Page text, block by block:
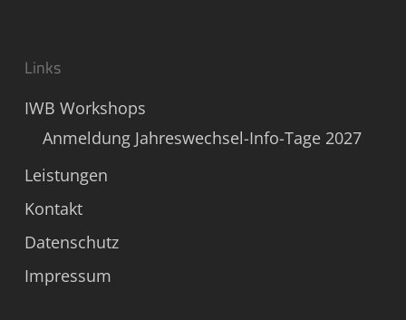
Links
IWB Workshops
Anmeldung Jahreswechsel-Info-Tage 2027
Leistungen
Kontakt
Datenschutz
Impressum